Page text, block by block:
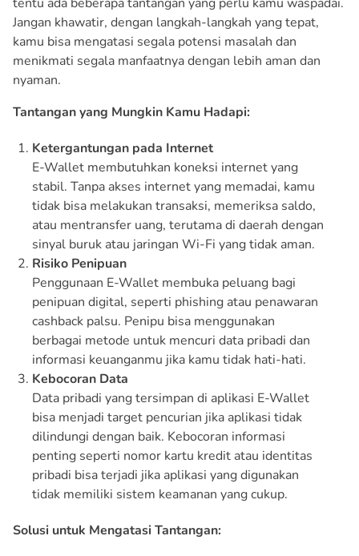
Jangan khawatir, dengan langkah-langkah yang tepat,
kamu bisa mengatasi segala potensi masalah dan
menikmati segala manfaatnya dengan lebih aman dan
nyaman.
Tantangan yang Mungkin Kamu Hadapi:
Ketergantungan pada Internet
E-Wallet membutuhkan koneksi internet yang
stabil. Tanpa akses internet yang memadai, kamu
tidak bisa melakukan transaksi, memeriksa saldo,
atau mentransfer uang, terutama di daerah dengan
sinyal buruk atau jaringan Wi-Fi yang tidak aman.
Risiko Penipuan
Penggunaan E-Wallet membuka peluang bagi
penipuan digital, seperti phishing atau penawaran
cashback palsu. Penipu bisa menggunakan
berbagai metode untuk mencuri data pribadi dan
informasi keuanganmu jika kamu tidak hati-hati.
Kebocoran Data
Data pribadi yang tersimpan di aplikasi E-Wallet
bisa menjadi target pencurian jika aplikasi tidak
dilindungi dengan baik. Kebocoran informasi
penting seperti nomor kartu kredit atau identitas
pribadi bisa terjadi jika aplikasi yang digunakan
tidak memiliki sistem keamanan yang cukup.
Solusi untuk Mengatasi Tantangan: